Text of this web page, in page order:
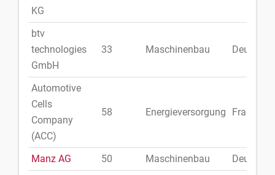
KG
btv
technologies
GmbH
33 Maschinenbau
Automotive
Cells
Company
(ACC)
58 Energieversorgung
Manz AG 50 Maschinenbau